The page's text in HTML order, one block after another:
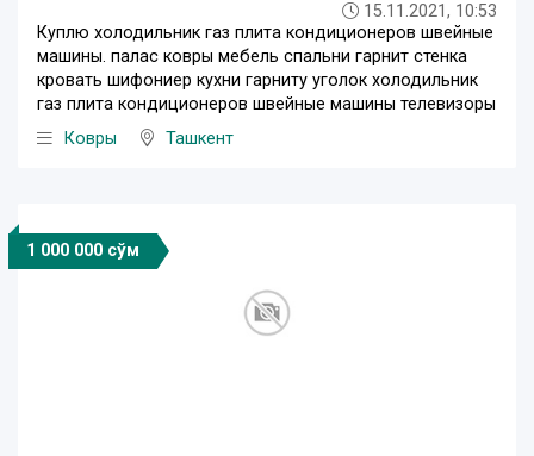
15.11.2021, 10:53
Куплю холодильник газ плита кондиционеров швейные
машины. палас ковры мебель спальни гарнит стенка
кровать шифониер кухни гарниту уголок холодильник
газ плита кондиционеров швейные машины телевизоры
Ковры
Ташкент
1 000 000 сўм